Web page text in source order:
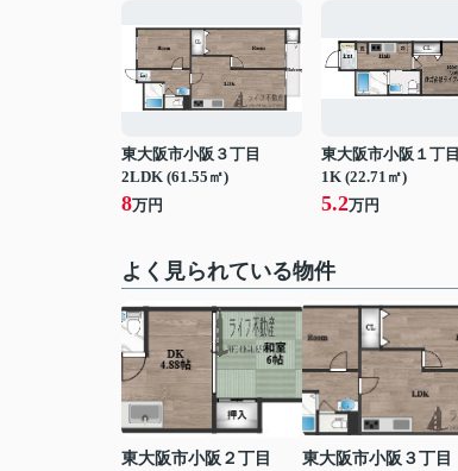
東大阪市小阪３丁目
2LDK (61.55㎡)
8万円
東大阪市小阪１丁目
1K (22.71㎡)
5.2万円
よく見られている物件
東大阪市小阪２丁目
東大阪市小阪３丁目